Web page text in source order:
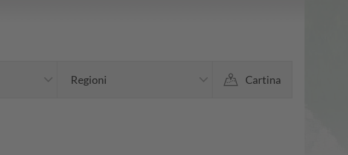
Regioni Cartina